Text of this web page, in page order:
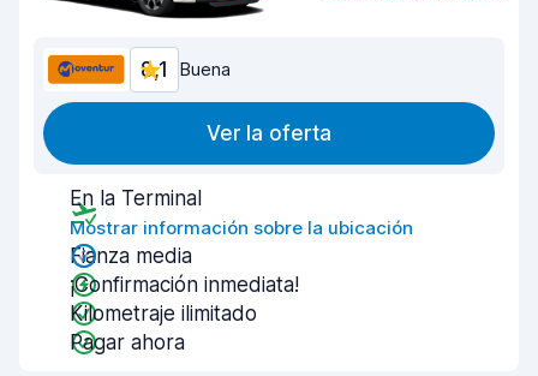
8,1 Buena
Ver la oferta
En la Terminal
Mostrar información sobre la ubicación
Fianza media
¡Confirmación inmediata!
Kilometraje ilimitado
Pagar ahora